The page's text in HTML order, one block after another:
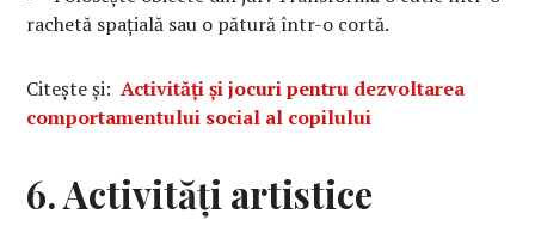
rachetă spațială sau o pătură într-o cortă.
Citește și:Activități și jocuri pentru dezvoltarea
comportamentului social al copilului
6. Activități artistice